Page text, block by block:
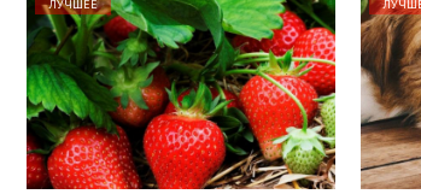
ЛУЧШЕЕ